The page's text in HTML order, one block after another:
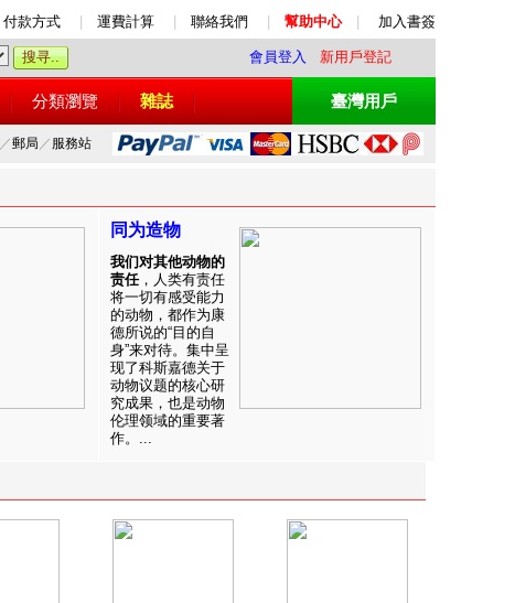
付款方式 運費計算 聯絡我們 幫助中心 加入書簽
會員登入 新用戶登記
分類瀏覽 雜誌 臺灣用戶
／郵局 ／ 服務站
同为造物
我们对其他动物的
责任，人类有责任
将一切有感受能力
的动物，都作为康
德所说的“目的自
身”来对待。集中呈
现了科斯嘉德关于
动物议题的核心研
究成果，也是动物
伦理领域的重要著
作。...